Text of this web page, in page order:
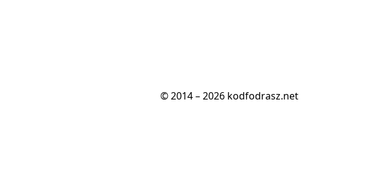
© 2014 – 2026 kodfodrasz.net